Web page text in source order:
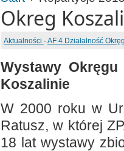
Okreg
Aktualności -AF 4 Działalność
Wystawy
Koszalinie
W 2000 roku w
Ratusz, w której
18 lat wystawy